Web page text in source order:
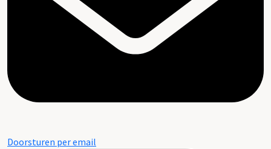
Doorsturen per email